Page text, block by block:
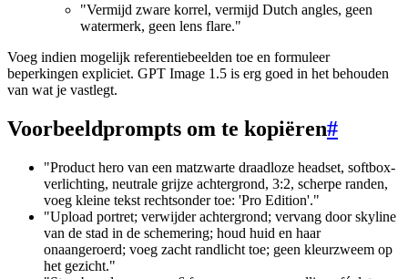
"Vermijd zware korrel, vermijd Dutch angles, geen
watermerk, geen lens flare."
Voeg indien mogelijk referentiebeelden toe en formuleer
beperkingen expliciet. GPT Image 1.5 is erg goed in het behouden
van wat je vastlegt.
Voorbeeldprompts om te kopiëren#
"Product hero van een matzwarte draadloze headset, softbox-
verlichting, neutrale grijze achtergrond, 3:2, scherpe randen,
voeg kleine tekst rechtsonder toe: 'Pro Edition'."
"Upload portret; verwijder achtergrond; vervang door skyline
van de stad in de schemering; houd huid en haar
onaangeroerd; voeg zacht randlicht toe; geen kleurzweem op
het gezicht."